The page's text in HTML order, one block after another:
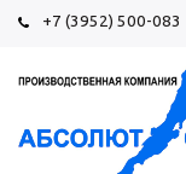
+7 (3952) 500-083